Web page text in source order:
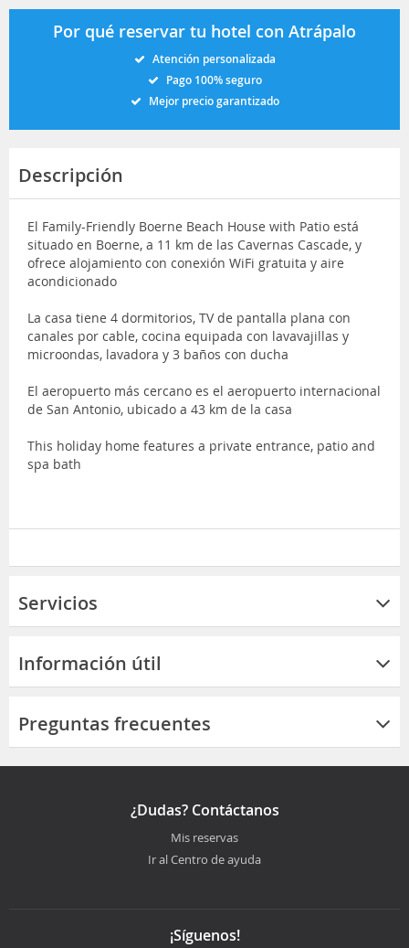
Por qué reservar tu hotel con Atrápalo
Atención personalizada
Pago 100% seguro
Mejor precio garantizado
Descripción
El Family-Friendly Boerne Beach House with Patio está
situado en Boerne, a 11 km de las Cavernas Cascade, y
ofrece alojamiento con conexión WiFi gratuita y aire
acondicionado
La casa tiene 4 dormitorios, TV de pantalla plana con
canales por cable, cocina equipada con lavavajillas y
microondas, lavadora y 3 baños con ducha
El aeropuerto más cercano es el aeropuerto internacional
de San Antonio, ubicado a 43 km de la casa
This holiday home features a private entrance, patio and
spa bath
Servicios
Información útil
Preguntas frecuentes
¿Dudas? Contáctanos
Mis reservas
Ir al Centro de ayuda
¡Síguenos!